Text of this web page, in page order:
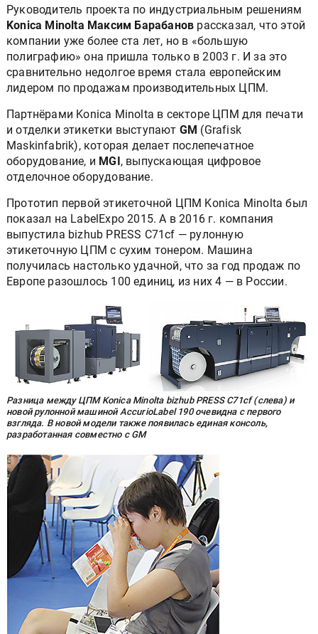
Руководитель проекта по индустриальным решениям
Konica Minolta Максим Барабанов рассказал, что этой
компании уже более ста лет, но в «большую
полиграфию» она пришла только в 2003 г. И за это
сравнительно недолгое время стала европейским
лидером по продажам производительных ЦПМ.
Партнёрами Konica Minolta в секторе ЦПМ для печати
и отделки этикетки выступают GM (Grafisk
Maskinfabrik), которая делает послепечатное
оборудование, и MGI, выпускающая цифровое
отделочное оборудование.
Прототип первой этикеточной ЦПМ Konica Minolta был
показал на LabelExpo 2015. А в 2016 г. компания
выпустила bizhub PRESS C71cf — рулонную
этикеточную ЦПМ с сухим тонером. Машина
получилась настолько удачной, что за год продаж по
Европе разошлось 100 единиц, из них 4 — в России.
Разница между ЦПМ Konica Minolta bizhub PRESS C71cf (слева) и
новой рулонной машиной AccurioLabel 190 очевидна с первого
взгляда. В новой модели также появилась единая консоль,
разработанная совместно с GM